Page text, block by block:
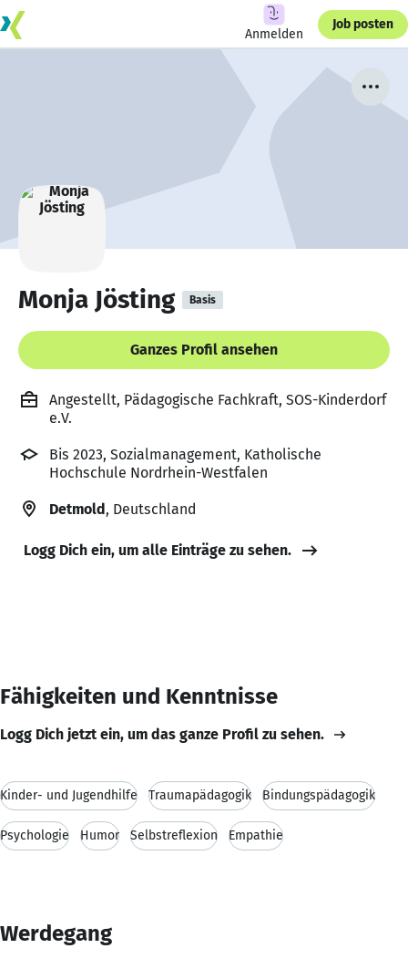
Anmelden
Job posten
Monja Jösting Basis
Ganzes Profil ansehen
Angestellt, Pädagogische Fachkraft, SOS-Kinderdorf
e.V.
Bis 2023, Sozialmanagement, Katholische
Hochschule Nordrhein-Westfalen
Detmold, Deutschland
Logg Dich ein, um alle Einträge zu sehen.
Fähigkeiten und Kenntnisse
Logg Dich jetzt ein, um das ganze Profil zu sehen.
Kinder- und Jugendhilfe Traumapädagogik Bindungspädagogik
Psychologie Humor Selbstreflexion Empathie
Werdegang